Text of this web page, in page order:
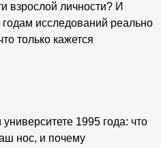
взрослой личности? И
годам исследований реально
только кажется
1995 года: что
нос, и почему